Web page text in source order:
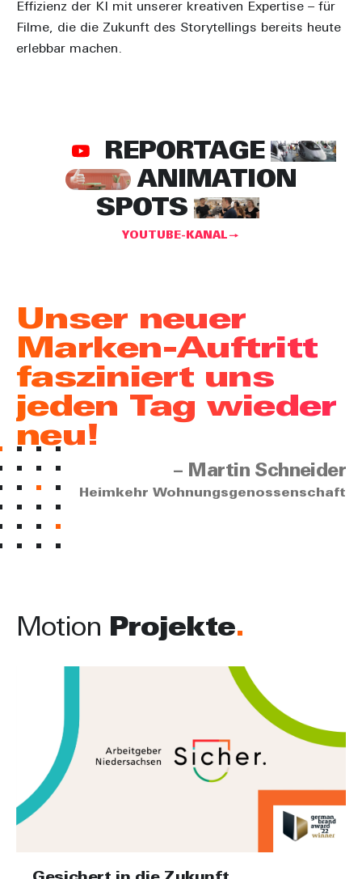
Effizienz der KI mit unserer kreativen Expertise – für
Filme, die die Zukunft des Storytellings bereits heute
erlebbar machen.
REPORTAGE
ANIMATION
SPOTS
YOUTUBE-KANAL
Unser neuer
Marken-Auftritt
fasziniert uns
jeden Tag wieder
neu!
– Martin Schneider
Heimkehr Wohnungsgenossenschaft
Motion Projekte